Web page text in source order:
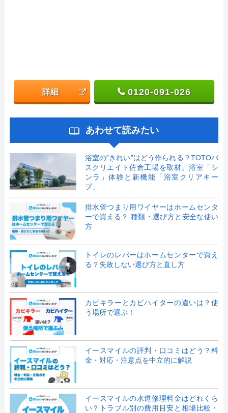
詳細 0120-091-026
あわせて読みたい
浴室の”きれい”はどう作られる？TOTOバ
スクリエイト佐倉工場を取材。浴室「シ
ンラ」体験と新機能「浴室クリアキー
プ」
排水管つまり用ワイヤーはホームセンタ
ーで買える？ 種類・選び方と安全な使い
方
トイレのレバーはホームセンターで買え
る？失敗しない選び方と直し方
カビキラーとカビハイターの違いは？使
う場所で選ぶ！
イースマイルの評判・口コミはどう？料
金・対応・注意点を中立的に解説
イースマイルの水道修理料金はどれくら
い？トラブル別の費用目安と相場比較・